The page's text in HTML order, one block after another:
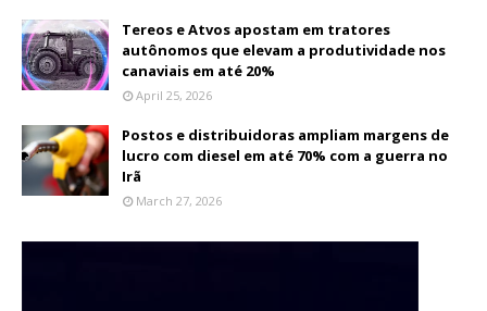
Tereos e Atvos apostam em tratores
autônomos que elevam a produtividade nos
canaviais em até 20%
April 25, 2026
Postos e distribuidoras ampliam margens de
lucro com diesel em até 70% com a guerra no
Irã
March 27, 2026